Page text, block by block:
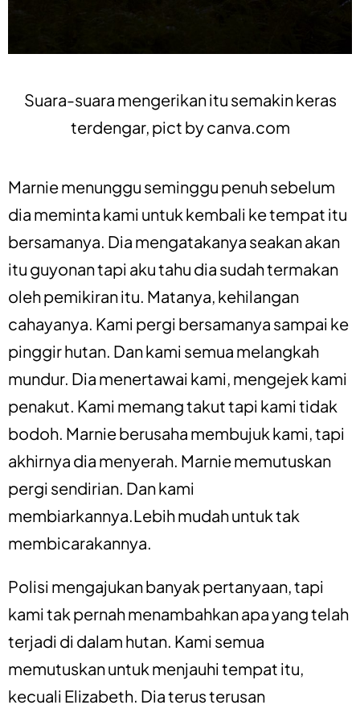
Suara-suara mengerikan itu semakin keras
terdengar, pict bycanva.com
Marnie menunggu seminggu penuh sebelum
dia meminta kami untuk kembali ke tempat itu
bersamanya. Dia mengatakanya seakan akan
itu guyonan tapi aku tahu dia sudah termakan
oleh pemikiran itu. Matanya, kehilangan
cahayanya. Kami pergi bersamanya sampai ke
pinggir hutan. Dan kami semua melangkah
mundur. Dia menertawai kami, mengejek kami
penakut. Kami memang takut tapi kami tidak
bodoh. Marnie berusaha membujuk kami, tapi
akhirnya dia menyerah. Marnie memutuskan
pergi sendirian. Dan kami
membiarkannya.Lebih mudah untuk tak
membicarakannya.
Polisi mengajukan banyak pertanyaan, tapi
kami tak pernah menambahkan apa yang telah
terjadi di dalam hutan. Kami semua
memutuskan untuk menjauhi tempat itu,
kecuali Elizabeth. Dia terus terusan